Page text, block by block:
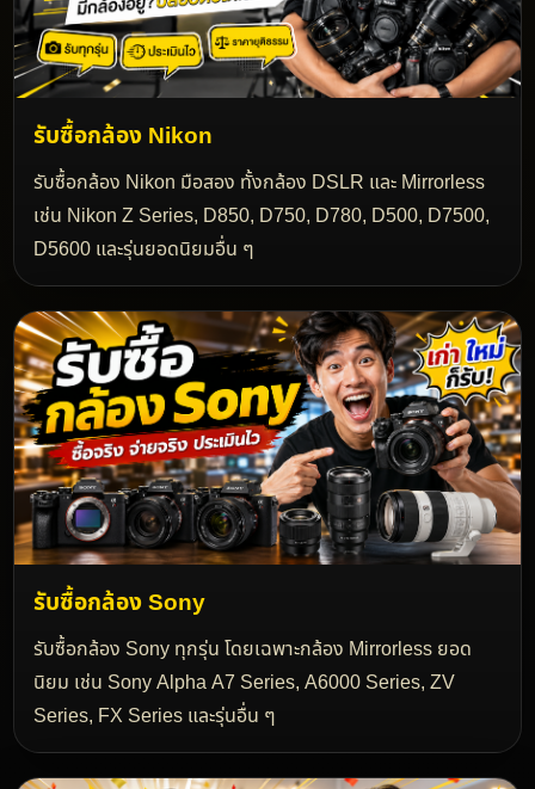
รับซื้อกล้อง Nikon
รับซื้อกล้อง Nikon มือสอง ทั้งกล้อง DSLR และ Mirrorless
เช่น Nikon Z Series, D850, D750, D780, D500, D7500,
D5600 และรุ่นยอดนิยมอื่น ๆ
รับซื้อกล้อง Sony
รับซื้อกล้อง Sony ทุกรุ่น โดยเฉพาะกล้อง Mirrorless ยอด
นิยม เช่น Sony Alpha A7 Series, A6000 Series, ZV
Series, FX Series และรุ่นอื่น ๆ